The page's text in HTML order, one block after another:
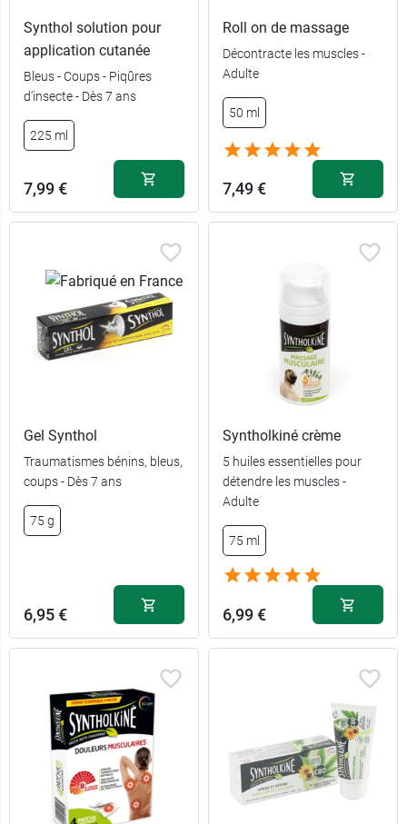
Synthol solution pour
application cutanée
Bleus - Coups - Piqûres
d'insecte - Dès 7 ans
225 ml
7,99 €
Roll on de massage
Décontracte les muscles -
Adulte
50 ml
7,49 €
Gel Synthol
Traumatismes bénins, bleus,
coups - Dès 7 ans
75 g
6,95 €
Syntholkiné crème
5 huiles essentielles pour
détendre les muscles -
Adulte
75 ml
6,99 €